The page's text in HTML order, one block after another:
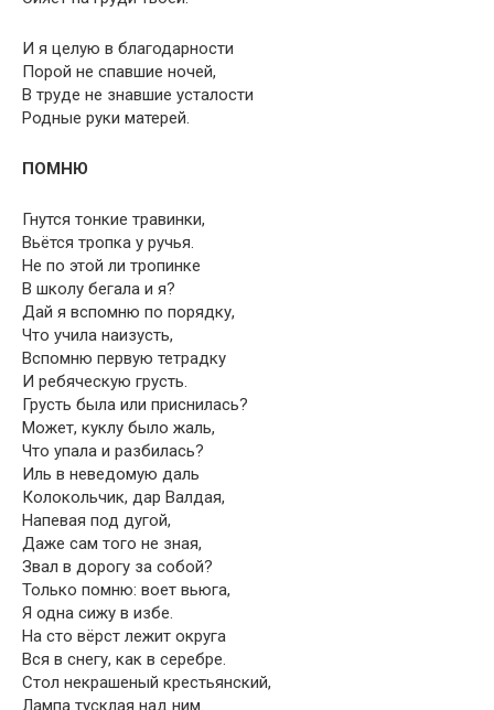
И я целую в благодарности
Порой не спавшие ночей,
В труде не знавшие усталости
Родные руки матерей.
ПОМНЮ
Гнутся тонкие травинки,
Вьётся тропка у ручья.
Не по этой ли тропинке
В школу бегала и я?
Дай я вспомню по порядку,
Что учила наизусть,
Вспомню первую тетрадку
И ребяческую грусть.
Грусть была или приснилась?
Может, куклу было жаль,
Что упала и разбилась?
Иль в неведомую даль
Колокольчик, дар Валдая,
Напевая под дугой,
Даже сам того не зная,
Звал в дорогу за собой?
Только помню: воет вьюга,
Я одна сижу в избе.
На сто вёрст лежит округа
Вся в снегу, как в серебре.
Стол некрашеный крестьянский,